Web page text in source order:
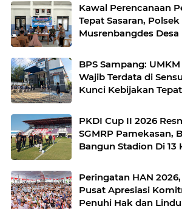
Kawal Perencanaan
Tepat Sasaran,
Musrenbangdes
BPS Sampang:
Wajib Terdata di
Kunci Kebijakan
PKDI Cup II 2026
SGMRP Pamekasan,
Bangun Stadion Di 13
Peringatan HAN
Pusat Apresiasi
Penuhi Hak dan